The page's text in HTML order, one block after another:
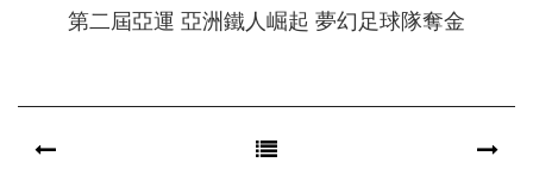
第二屆亞運 亞洲鐵人崛起 夢幻足球隊奪金